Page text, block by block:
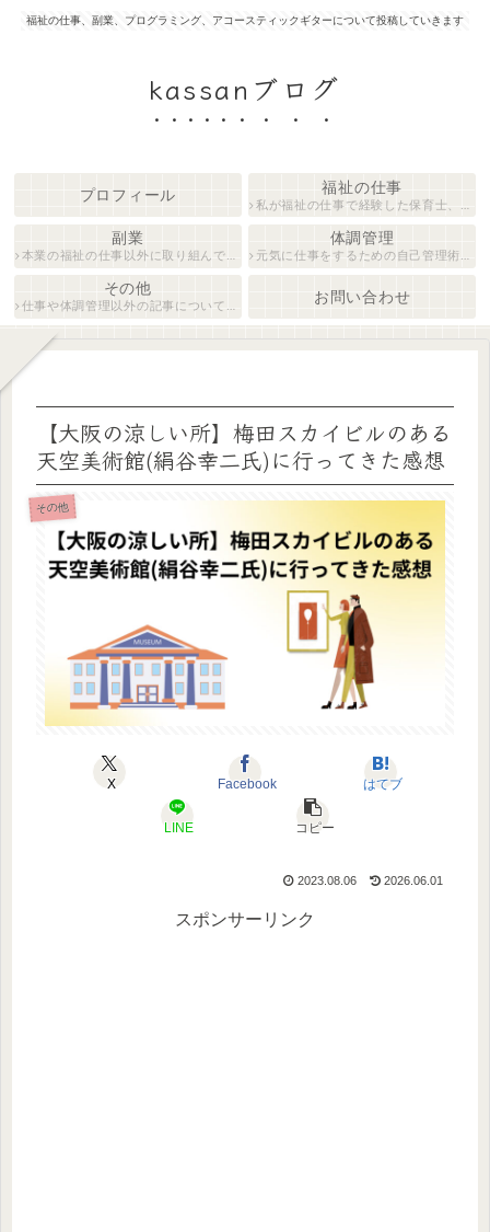
福祉の仕事、副業、プログラミング、アコースティックギターについて投稿していきます
kassanブログ
プロフィール 福祉の仕事
私が福祉の仕事で経験した保育士、障がい者生活支援員について紹介します。
副業
本業の福祉の仕事以外に取り組んでいる仕事について紹介します。
体調管理
元気に仕事をするための自己管理術について説明します。
その他
仕事や体調管理以外の記事について執筆しています。
お問い合わせ
【大阪の涼しい所】梅田スカイビルのある
天空美術館(絹谷幸二氏)に行ってきた感想
その他
X Facebook はてブ
LINE コピー
2023.08.06 2026.06.01
スポンサーリンク